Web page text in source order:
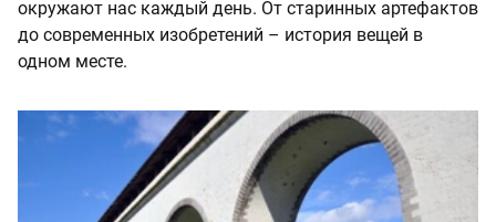
окружают нас каждый день. От старинных артефактов
до современных изобретений – история вещей в
одном месте.